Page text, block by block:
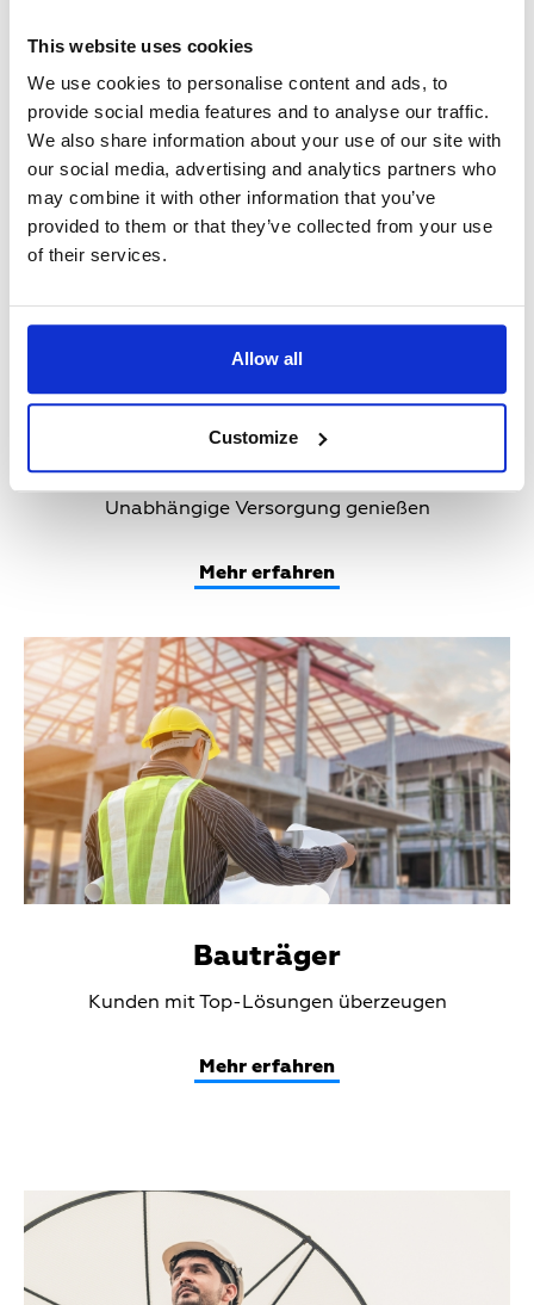
This website uses cookies
We use cookies to personalise content and ads, to
provide social media features and to analyse our traffic.
We also share information about your use of our site with
our social media, advertising and analytics partners who
may combine it with other information that you’ve
provided to them or that they’ve collected from your use
of their services.
Allow all
Customize
Media
Hauseigentümer
Unabhängige Versorgung genießen
Mehr erfahren
Teaser
Media
Bauträger
Kunden mit Top-Lösungen überzeugen
Mehr erfahren
Teaser
Media